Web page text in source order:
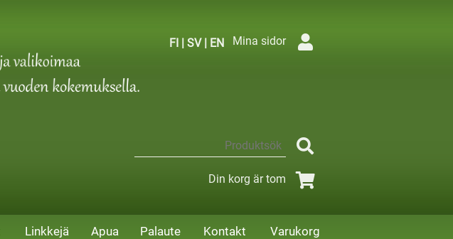
FI | SV| EN Mina sidor
Din korg är tom
Linkkejä Apua Palaute Kontakt Varukorg